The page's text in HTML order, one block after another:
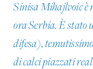
Sinisa Mihajlvoic è
ora Serbia. È stato
difesa),
di calci piazzati